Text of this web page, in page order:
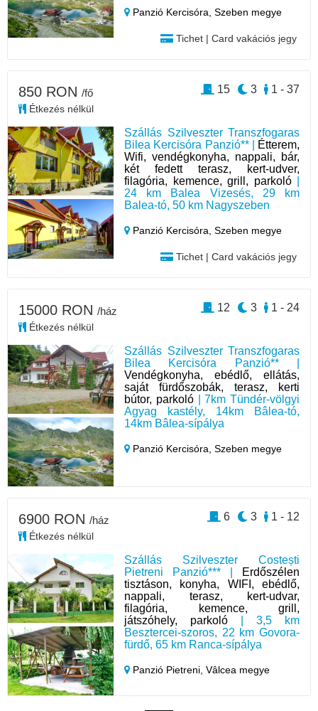
Panzió Kercisóra,Szeben megye
Tichet | Card vakációs jegy
Szállás Szilveszter Transzfogaras
Bilea Kercisóra Panzió** |
Étterem,
Wifi, vendégkonyha, nappali, bár,
két fedett terasz, kert-udver,
filagória, kemence, grill, parkoló|
24 km Balea Vizesés, 29 km
Balea-tó, 50 km Nagyszeben
Panzió Kercisóra,Szeben megye
Tichet | Card vakációs jegy
850 RON /fő
Étkezés nélkül
1 - 37
3
15
Szállás Szilveszter Transzfogaras
Bilea Kercisóra Panzió** |
Vendégkonyha, ebédlő, ellátás,
saját fürdőszobák, terasz, kerti
bútor, parkoló| 7km Tündér-völgyi
Agyag kastély, 14km Bâlea-tó,
14km Bâlea-sípálya
Panzió Kercisóra,Szeben megye
15000 RON /ház
Étkezés nélkül
1 - 24
3
12
Szállás Szilveszter Costești
Pietreni Panzió*** |
Erdőszélen
tisztáson, konyha, WIFI, ebédlő,
nappali, terasz, kert-udvar,
filagória, kemence, grill,
játszóhely, parkoló | 3,5 km
Besztercei-szoros, 22 km Govora-
fürdő, 65 km Ranca-sípálya
Panzió Pietreni,Vâlcea megye
6900 RON /ház
Étkezés nélkül
1 - 12
3
6